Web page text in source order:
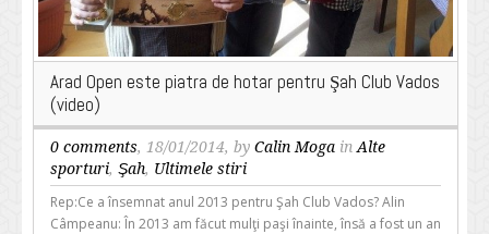
Arad Open este piatra de hotar pentru Şah Club Vados
(video)
0 comments, 18/01/2014, by Calin Moga in Alte
sporturi, Şah, Ultimele stiri
Rep:Ce a însemnat anul 2013 pentru Şah Club Vados? Alin
Câmpeanu: În 2013 am făcut mulţi paşi înainte, însă a fost un an